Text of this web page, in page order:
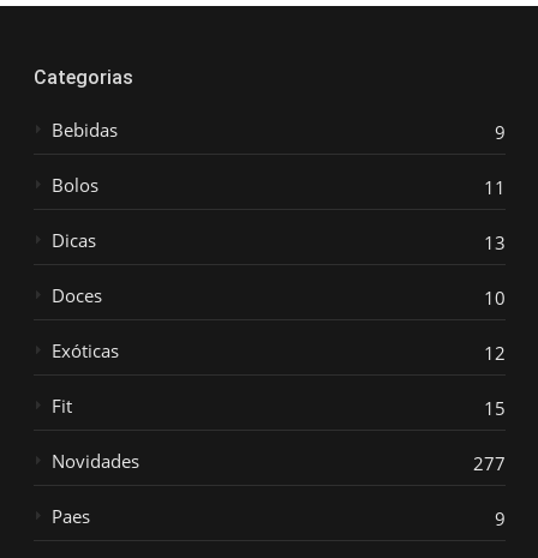
Categorias
Bebidas 9
Bolos 11
Dicas 13
Doces 10
Exóticas 12
Fit 15
Novidades 277
Paes 9